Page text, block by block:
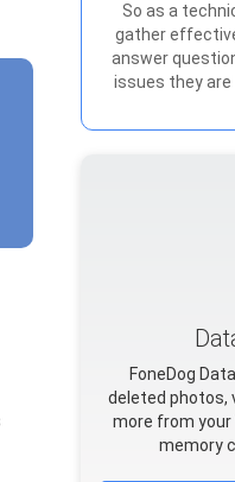
So as a
gather
answer
issues they are
FoneDog
deleted photos,
more from your
memory